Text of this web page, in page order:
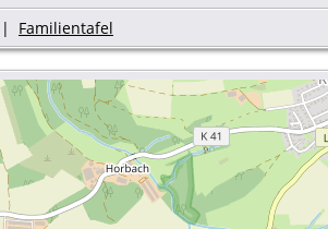
| Familientafel